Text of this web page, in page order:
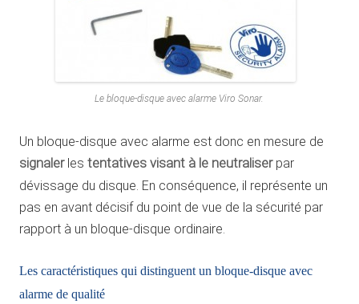
Le bloque-disque avec alarme Viro Sonar.
Un bloque-disque avec alarme est donc en mesure de
signalerles tentatives visant à le neutraliserpar
dévissage du disque. En conséquence, il représente un
pas en avant décisif du point de vue de la sécurité par
rapport à un bloque-disque ordinaire.
Les caractéristiques qui distinguent un bloque-disque avec
alarme de qualité